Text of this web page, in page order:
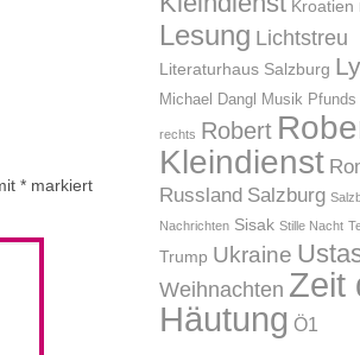
* markiert
Kroatien
Lesung Lichtstreu
Literaturhaus Salzburg
Michael Dangl Musik Pfunds
rechts Robert
Kleindienst
Russland Salzburg
Nachrichten Sisak Stille Nacht
Trump Ukraine
Weihnachten Zeit
Häutung Ö1